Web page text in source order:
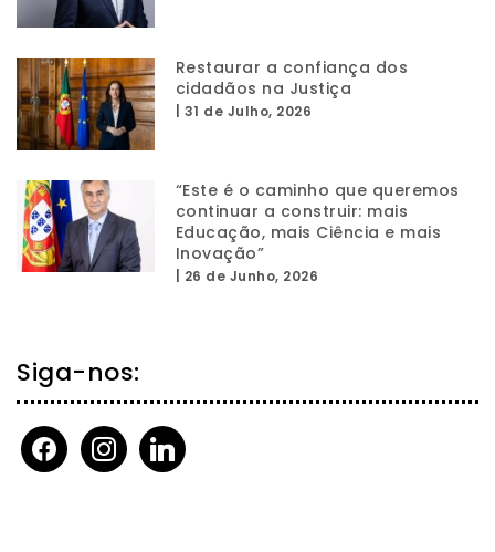
Restaurar a confiança dos
cidadãos na Justiça
31 de Julho, 2026
“Este é o caminho que queremos
continuar a construir: mais
Educação, mais Ciência e mais
Inovação”
26 de Junho, 2026
Siga-nos:
facebookinstagramlinkedin